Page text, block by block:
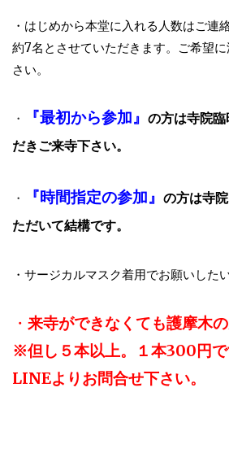
・はじめから本堂に入れる人数はご連
約7名とさせていただきます。ご希望
さい。
・ 『最初から参加』 の方は寺院
だきご来寺下さい。
・ 『時間指定の参加』 の方は寺
ただいて結構です。
・サージカルマスク着用でお願いした
・ 来寺ができなくても護摩木の
※但し５本以上。１本300円
LINEよりお問合せ下さい。